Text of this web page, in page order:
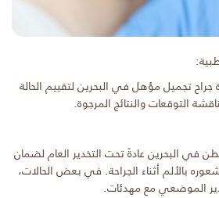
جراح تجميل مؤهل في البحرين لتقييم الحالة
التوقعات والنتائج المرجوة.
في البحرين عادةً تحت التخدير العام لضمان
بالألم أثناء الجراحة. في بعض الحالات،
الموضعي مع مهدئات.